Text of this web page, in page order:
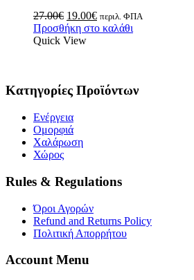
27.00€ 19.00€ περιλ. ΦΠΑ
Προσθήκη στο καλάθι
Quick View
Κατηγορίες Προϊόντων
Ενέργεια
Ομορφιά
Χαλάρωση
Χώρος
Rules & Regulations
Όροι Αγορών
Refund and Returns Policy
Πολιτική Απορρήτου
Account Menu